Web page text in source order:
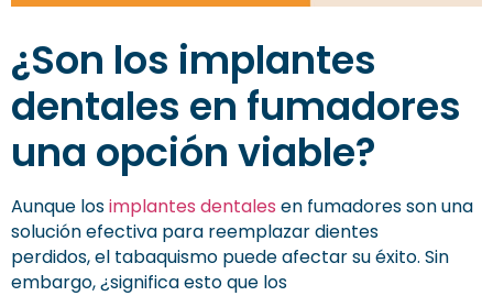
¿Son los implantes
dentales en fumadores
una opción viable?
Aunque losimplantes dentales en fumadores son una
solución efectiva para reemplazar dientes
perdidos, el tabaquismo puede afectar su éxito. Sin
embargo, ¿significa esto que los